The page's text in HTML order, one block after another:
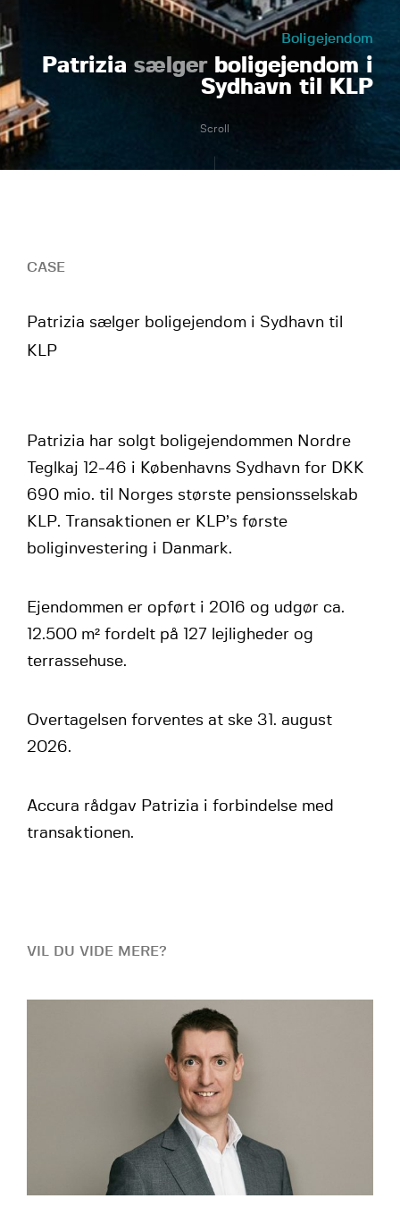
Boligejendom
Patrizia sælgerboligejendom i
Sydhavn til KLP
Scroll
CASE
Patrizia sælger boligejendom i Sydhavn til
KLP
Patrizia har solgt boligejendommen Nordre
Teglkaj 12-46 i Københavns Sydhavn for DKK
690 mio. til Norges største pensionsselskab
KLP. Transaktionen er KLP’s første
boliginvestering i Danmark.
Ejendommen er opført i 2016 og udgør ca.
12.500 m² fordelt på 127 lejligheder og
terrassehuse.
Overtagelsen forventes at ske 31. august
2026.
Accura rådgav Patrizia i forbindelse med
transaktionen.
VIL DU VIDE MERE?